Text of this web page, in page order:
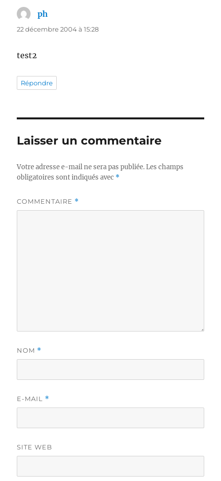
ph
22 décembre 2004 à 15:28
test2
Répondre
Laisser un commentaire
Votre adresse e-mail ne sera pas publiée. Les champs
obligatoires sont indiqués avec *
COMMENTAIRE *
NOM *
E-MAIL *
SITE WEB